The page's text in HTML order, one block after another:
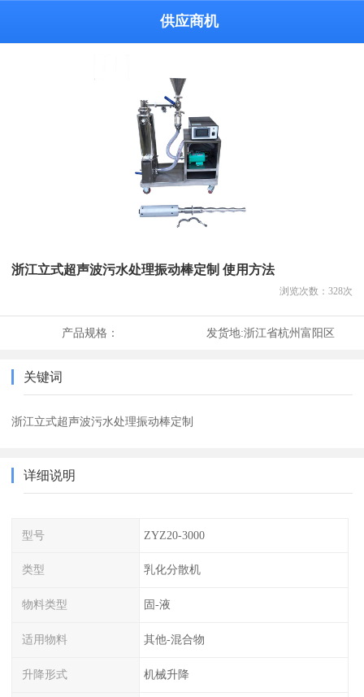
供应商机
浙江立式超声波污水处理振动棒定制 使用方法
浏览次数： 328次
产品规格： 发货地:浙江省杭州富阳区
关键词
浙江立式超声波污水处理振动棒定制
详细说明
型号 ZYZ20-3000
类型 乳化分散机
物料类型 固-液
适用物料 其他-混合物
升降形式 机械升降